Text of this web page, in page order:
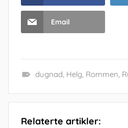
Email
dugnad, Helg, Rommen,
Relaterte artikler: